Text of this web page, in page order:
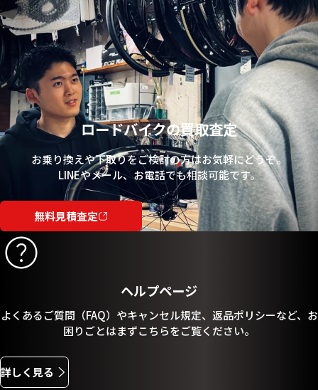
ロードバイクの買取査定
お乗り換えや下取りをご検討の方はお気軽にどうぞ。
LINEやメール、お電話でも相談可能です。
無料見積査定
ヘルプページ
よくあるご質問（FAQ）やキャンセル規定、返品ポリシーなど、お
困りごとはまずこちらをご覧ください。
詳しく見る